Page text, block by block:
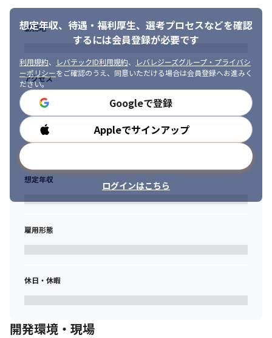
想定年収、待遇・福利厚生、 選考プロセスなどを確認
するには会員登録が必要です
利用規約、 レバテックID利用規約、
レバレジーズグループ・プライバシ
ーポリシーをご確認のうえ、同意いただける場合は会員登録へお進みく
ださい。
Googleで登録
Appleでサインアップ
ログインはこちら
勤務地
アクセス
勤務時間
想定年収
雇用形態
休日・休暇
開発環境・現場